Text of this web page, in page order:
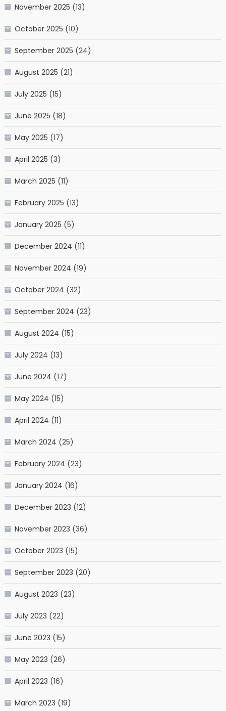
November 2025 (13)
October 2025 (10)
September 2025 (24)
August 2025 (21)
July 2025 (15)
June 2025 (18)
May 2025 (17)
April 2025 (3)
March 2025 (11)
February 2025 (13)
January 2025 (5)
December 2024 (11)
November 2024 (19)
October 2024 (32)
September 2024 (23)
August 2024 (15)
July 2024 (13)
June 2024 (17)
May 2024 (15)
April 2024 (11)
March 2024 (25)
February 2024 (23)
January 2024 (16)
December 2023 (12)
November 2023 (36)
October 2023 (15)
September 2023 (20)
August 2023 (23)
July 2023 (22)
June 2023 (15)
May 2023 (26)
April 2023 (16)
March 2023 (19)